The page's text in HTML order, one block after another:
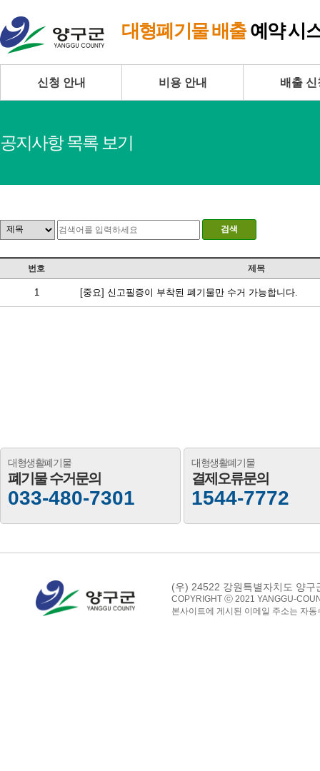
대형폐기물 배출예약 시
신청 안내 비용 안내 배출 신
공지사항 목록 보기
검색
번호 제목
1 [중요] 신고필증이 부착된 폐기물만 수거 가능합니다.
대형생활폐기물
폐기물 수거문의
033-480-7301
대형생활폐기물
결제오류문의
1544-7772
(우) 24522 강원특별자치도 양
COPYRIGHT ⓒ 2021 YANGGU-
본사이트에 게시된 이메일 주소는 자